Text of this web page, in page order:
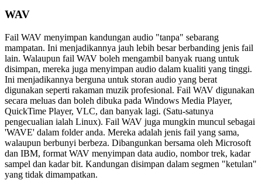
WAV
Fail WAV menyimpan kandungan audio "tanpa" sebarang
mampatan. Ini menjadikannya jauh lebih besar berbanding jenis fail
lain. Walaupun fail WAV boleh mengambil banyak ruang untuk
disimpan, mereka juga menyimpan audio dalam kualiti yang tinggi.
Ini menjadikannya berguna untuk storan audio yang berat
digunakan seperti rakaman muzik profesional. Fail WAV digunakan
secara meluas dan boleh dibuka pada Windows Media Player,
QuickTime Player, VLC, dan banyak lagi. (Satu-satunya
pengecualian ialah Linux). Fail WAV juga mungkin muncul sebagai
'WAVE' dalam folder anda. Mereka adalah jenis fail yang sama,
walaupun berbunyi berbeza. Dibangunkan bersama oleh Microsoft
dan IBM, format WAV menyimpan data audio, nombor trek, kadar
sampel dan kadar bit. Kandungan disimpan dalam segmen "ketulan"
yang tidak dimampatkan.